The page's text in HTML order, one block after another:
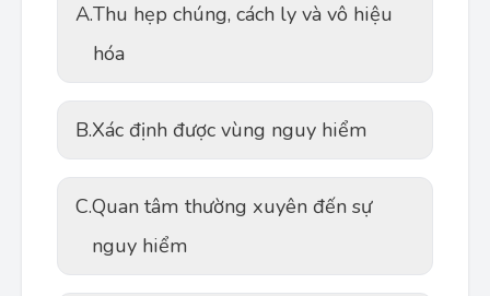
A.Thu hẹp chúng, cách ly và vô hiệu
hóa
B.Xác định được vùng nguy hiểm
C.Quan tâm thường xuyên đến sự
nguy hiểm